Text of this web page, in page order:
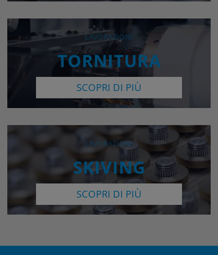
LAVORAZIONI
TORNITURA
SCOPRI DI PIÙ
LAVORAZIONI
SKIVING
SCOPRI DI PIÙ